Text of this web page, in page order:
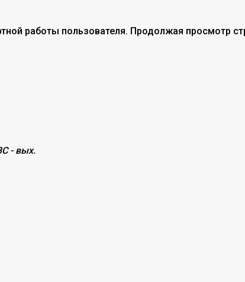
работы пользователя. Продолжая просмотр
- вых.